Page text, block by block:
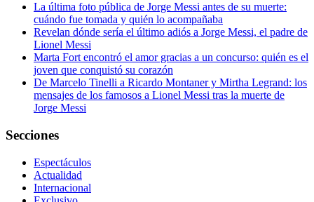
La última foto pública de Jorge Messi antes de su muerte:
cuándo fue tomada y quién lo acompañaba
Revelan dónde sería el último adiós a Jorge Messi, el padre de
Lionel Messi
Marta Fort encontró el amor gracias a un concurso: quién es el
joven que conquistó su corazón
De Marcelo Tinelli a Ricardo Montaner y Mirtha Legrand: los
mensajes de los famosos a Lionel Messi tras la muerte de
Jorge Messi
Secciones
Espectáculos
Actualidad
Internacional